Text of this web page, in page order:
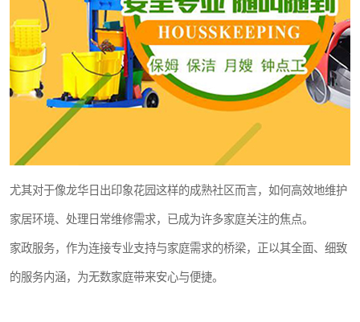
尤其对于像龙华日出印象花园这样的成熟社区而言，如何高效地维护
家居环境、处理日常维修需求，已成为许多家庭关注的焦点。
家政服务，作为连接专业支持与家庭需求的桥梁，正以其全面、细致
的服务内涵，为无数家庭带来安心与便捷。